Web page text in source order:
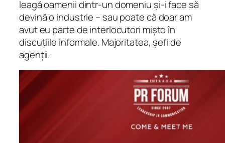
leagă oamenii dintr-un domeniu și-i face să
devină o industrie – sau poate că doar am
avut eu parte de interlocutori mișto în
discuțiile informale. Majoritatea, șefi de
agenții.